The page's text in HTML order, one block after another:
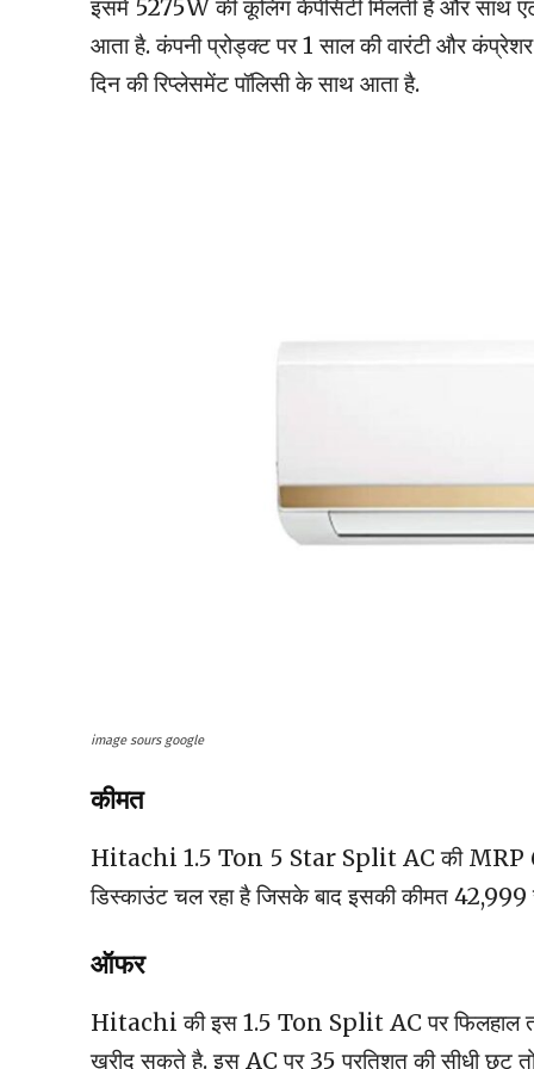
इसमें 5275W की कूलिंग केपेसिटी मिलती है और साथ एंटी
आता है. कंपनी प्रोड्क्ट पर 1 साल की वारंटी और
दिन की रिप्लेसमेंट पॉलिसी के साथ आता है.
image sours google
कीमत
Hitachi 1.5 Ton 5 Star Split AC की MRP
डिस्काउंट चल रहा है जिसके बाद इसकी कीमत 42,999
ऑफर
Hitachi की इस 1.5 Ton Split AC पर फिलहाल
खरीद सकते है. इस AC पर 35 प्रतिशत की सीधी छूट